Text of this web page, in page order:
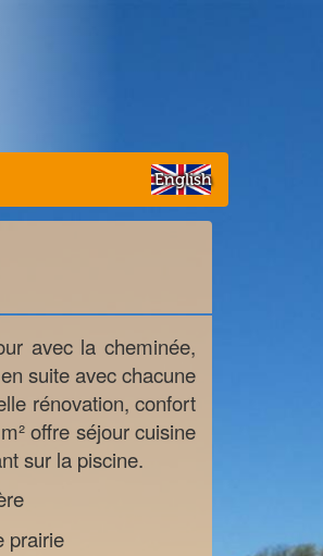
English
avec la cheminée,
suite avec chacune
rénovation, confort
offre séjour cuisine
sur la piscine.
prairie